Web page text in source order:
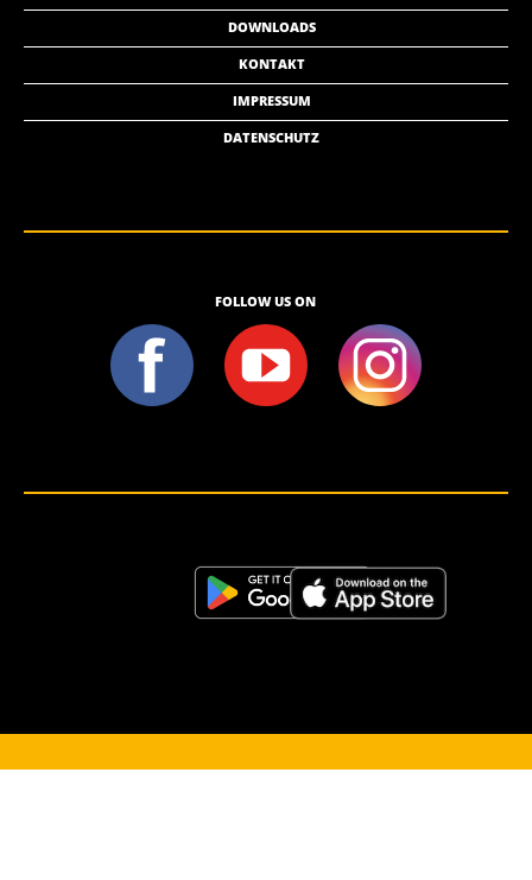
DOWNLOADS
KONTAKT
IMPRESSUM
DATENSCHUTZ
FOLLOW US ON